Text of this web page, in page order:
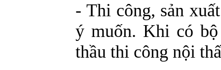
- Thi công, sản
ý muốn. Khi có
thầu thi công nội